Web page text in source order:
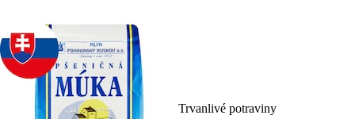
Trvanlivé potraviny